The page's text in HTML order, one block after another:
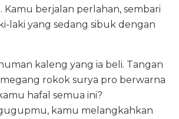
Kamu berjalan perlahan, sembari
laki yang sedang sibuk dengan
kaleng yang ia beli. Tangan
rokok surya pro berwarna
hafal semua ini?
kamu melangkahkan